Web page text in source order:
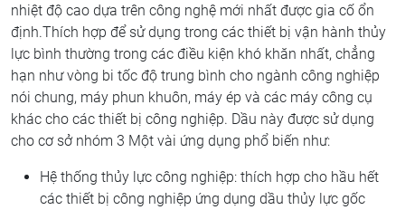
nhiệt độ cao dựa trên công nghệ mới nhất được gia cố ổn
định.Thích hợp để sử dụng trong các thiết bị vận hành thủy
lực bình thường trong các điều kiện khó khăn nhất, chẳng
hạn như vòng bi tốc độ trung bình cho ngành công nghiệp
nói chung, máy phun khuôn, máy ép và các máy công cụ
khác cho các thiết bị công nghiệp. Dầu này được sử dụng
cho cơ sở nhóm 3 Một vài ứng dụng phổ biến như:
Hệ thống thủy lực công nghiệp: thích hợp cho hầu hết
các thiết bị công nghiệp ứng dụng dầu thủy lực gốc